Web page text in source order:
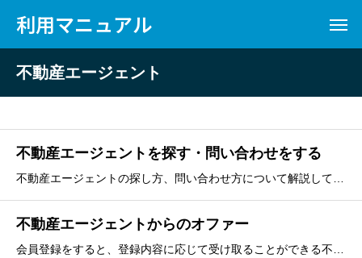
利用マニュアル
不動産エージェント
不動産エージェントを探す・問い合わせをする
不動産エージェントからのオファー